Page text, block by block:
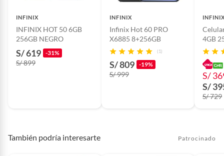
Modelo HOT 60 PRO
Detalle de la
nuevo
Memoria expandible
INFINIX
INFINIX HOT 50 6GB
256GB NEGRO
S/ 619 -31%
S/ 899
INFINIX
Infinix Hot 60 PRO
X6885 8+256GB
(1)
S/ 809 -19%
S/ 999
4GB
S/
S/
S/ 729
También podría interesarte Patrocinado